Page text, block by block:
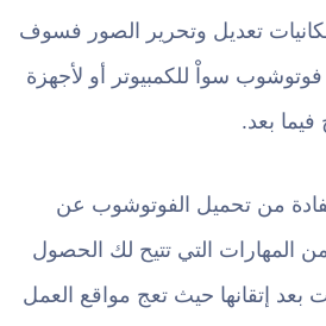
تعديل وتحرير الصور فسوف
سواْ للكمبيوتر أو لأجهزة
بعد.
من تحميل الفوتوشوب عن
المهارات التي تتيح لك الحصول
إتقانها حيث تعج مواقع العمل